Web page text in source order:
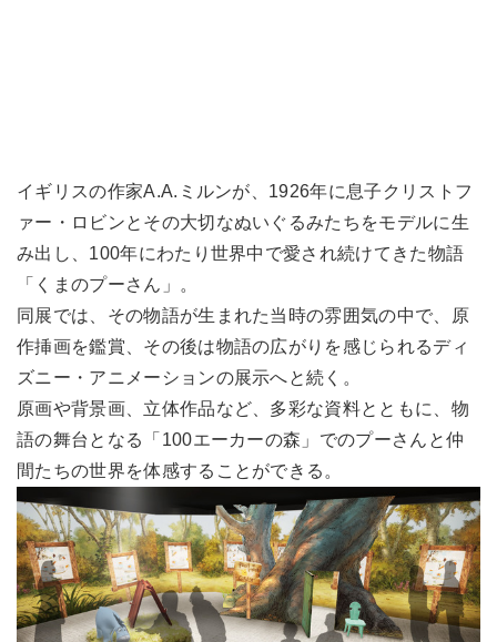
イギリスの作家A.A.ミルンが、1926年に息子クリストフ
ァー・ロビンとその大切なぬいぐるみたちをモデルに生
み出し、100年にわたり世界中で愛され続けてきた物語
「くまのプーさん」。
同展では、その物語が生まれた当時の雰囲気の中で、原
作挿画を鑑賞、その後は物語の広がりを感じられるディ
ズニー・アニメーションの展示へと続く。
原画や背景画、立体作品など、多彩な資料とともに、物
語の舞台となる「100エーカーの森」でのプーさんと仲
間たちの世界を体感することができる。